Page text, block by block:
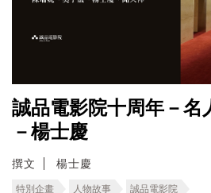
誠品電影院十周年－名
－楊士慶
撰文 楊士慶
特別企畫 人物故事 誠品電影院